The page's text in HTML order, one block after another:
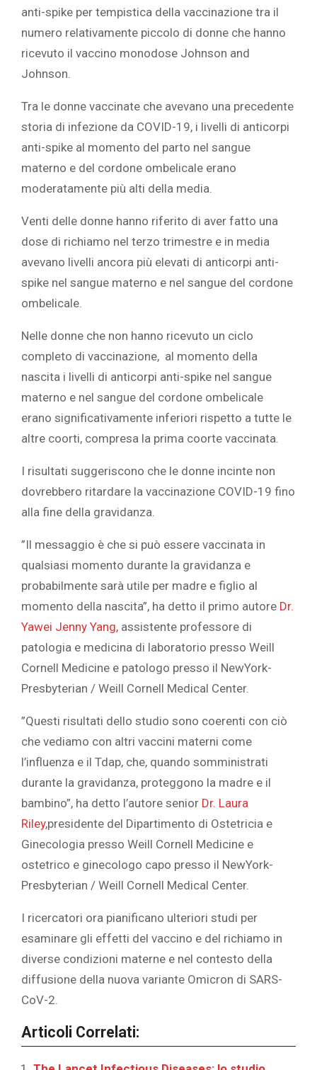
anti-spike per tempistica della vaccinazione tra il
numero relativamente piccolo di donne che hanno
ricevuto il vaccino monodose Johnson and
Johnson.‎
‎Tra le donne vaccinate che avevano una precedente
storia di infezione da COVID-19, i livelli di anticorpi
anti-spike al momento del parto nel sangue
materno e del cordone ombelicale erano
moderatamente più alti della media.
‎Venti delle donne hanno riferito di aver fatto una
dose di richiamo nel terzo trimestre e in media
avevano livelli ancora più elevati di anticorpi anti-
spike nel sangue materno e nel sangue del cordone
ombelicale.‎
‎Nelle donne che non hanno ricevuto un ciclo
completo di vaccinazione, al momento della
nascita i livelli di anticorpi anti-spike nel sangue
materno e nel sangue del cordone ombelicale
erano significativamente inferiori rispetto a tutte le
altre coorti, compresa la prima coorte vaccinata.‎
‎I risultati suggeriscono che le donne incinte non
dovrebbero ritardare la vaccinazione COVID-19 fino
alla fine della gravidanza.‎
‎”Il messaggio è che si può essere vaccinata in
qualsiasi momento durante la gravidanza e
probabilmente sarà utile per madre e figlio al
momento della nascita”, ha detto il primo autore ‎ ‎Dr.
Yawei Jenny Yang,‎ ‎ assistente professore di
patologia e medicina di laboratorio presso Weill
Cornell Medicine e patologo presso il NewYork-
Presbyterian / Weill Cornell Medical Center.‎
‎”Questi risultati dello studio sono coerenti con ciò
che vediamo con altri vaccini materni come
l’influenza e il Tdap, che, quando somministrati
durante la gravidanza, proteggono la madre e il
bambino”, ha detto l’autore senior ‎ ‎Dr. Laura
Riley,‎‎presidente del Dipartimento di Ostetricia e
Ginecologia presso Weill Cornell Medicine e
ostetrico e ginecologo capo presso il NewYork-
Presbyterian / Weill Cornell Medical Center.‎
‎I ricercatori ora pianificano ulteriori studi per
esaminare gli effetti del vaccino e del richiamo in
diverse condizioni materne e nel contesto della
diffusione della nuova variante Omicron di SARS-
CoV-2.‎
Articoli Correlati: